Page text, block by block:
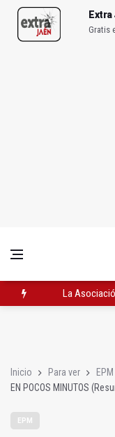
Extra
Gratis
La
Inicio Para ver
EPM
EN POCOS MINUTOS
EPM